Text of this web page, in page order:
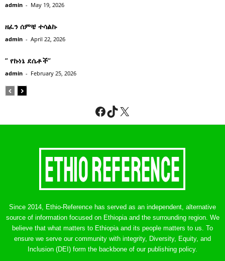
admin - May 19, 2026
ዘፈን ሰምቼ ተሳልኩ
admin - April 22, 2026
” የኩነኔ ደሴቶች’’
admin - February 25, 2026
Facebook
TikTok
X
Since 2014, Ethio-Reference has served as an independent, alternative
source of information focused on Ethiopia and the surrounding region. We
believe that what matters to Ethiopia and its people matters to us. To
ensure we serve our community with integrity, Diversity, Equity, and
Inclusion (DEI) form the backbone of our publishing policy.